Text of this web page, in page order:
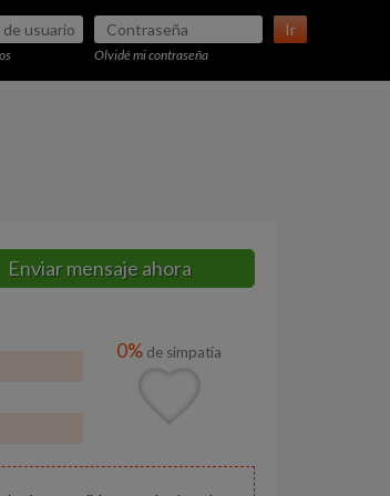
Ir
Olvidé mi contraseña
Enviar mensaje ahora
0% de simpatía